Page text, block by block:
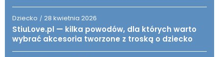
Dziecko / 28 kwietnia 2026
StiuLove.pl — kilka powodów, dla których warto
wybrać akcesoria tworzone z troską o dziecko